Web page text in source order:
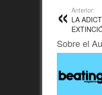
Anterior:
LA
Sobre el